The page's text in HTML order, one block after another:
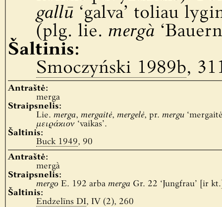
gallū‘galva’ toliau
(plg. lie. mergà
Šaltinis:
Smoczyński 1989b,
Antraštė:
merga
Straipsnelis:
Lie. merga, mergaitė, mergelė, pr. mergu
μειράκιον‘vaikas’.
Šaltinis:
Buck 1949, 90
Antraštė:
mergà
Straipsnelis:
mergo E. 192 arba merga Gr. 22 ‘Jungfrau’ [ir
Šaltinis:
Endzelīns DI, IV (2), 260